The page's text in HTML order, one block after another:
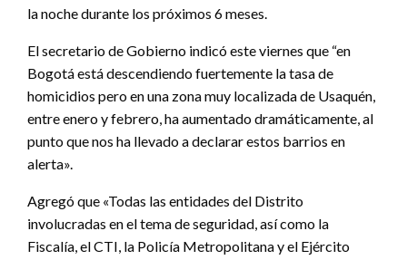
la noche durante los próximos 6 meses.
El secretario de Gobierno indicó este viernes que “en
Bogotá está descendiendo fuertemente la tasa de
homicidios pero en una zona muy localizada de Usaquén,
entre enero y febrero, ha aumentado dramáticamente, al
punto que nos ha llevado a declarar estos barrios en
alerta».
Agregó que «Todas las entidades del Distrito
involucradas en el tema de seguridad, así como la
Fiscalía, el CTI, la Policía Metropolitana y el Ejército